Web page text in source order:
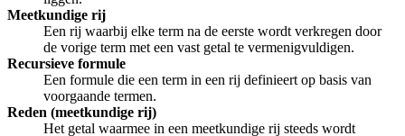
Meetkundige rij
Een rij waarbij elke term na de eerste wordt verkregen door
de vorige term met een vast getal te vermenigvuldigen.
Recursieve formule
Een formule die een term in een rij definieert op basis van
voorgaande termen.
Reden (meetkundige rij)
Het getal waarmee in een meetkundige rij steeds wordt